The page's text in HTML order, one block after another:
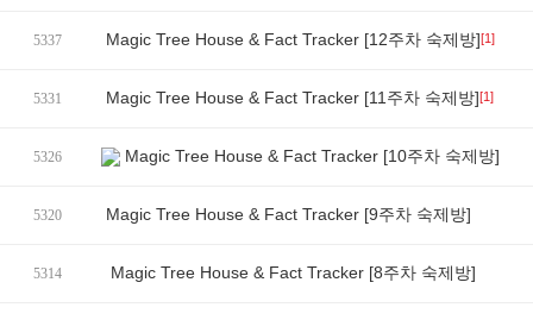
5337 Magic Tree House & Fact Tracker [12주차 숙제방][1]
5331 Magic Tree House & Fact Tracker [11주차 숙제방][1]
5326 Magic Tree House & Fact Tracker [10주차 숙제방]
5320 Magic Tree House & Fact Tracker [9주차 숙제방]
5314 Magic Tree House & Fact Tracker [8주차 숙제방]